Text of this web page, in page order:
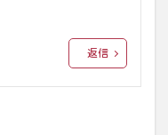
返信